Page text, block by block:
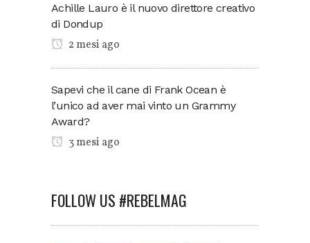
Achille Lauro è il nuovo direttore creativo
di Dondup
2 mesi ago
Sapevi che il cane di Frank Ocean è
l’unico ad aver mai vinto un Grammy
Award?
3 mesi ago
FOLLOW US #REBELMAG